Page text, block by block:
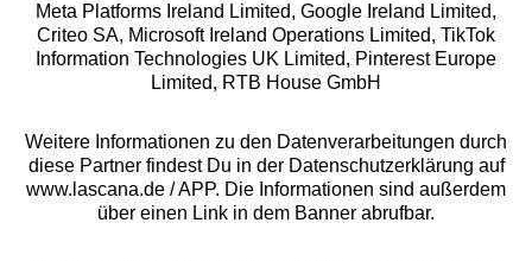
Alle Preise inkl. MwSt., zzgl.
Versandkosten
** Bonität vorausgesetzt, berechtigt zur Bonitätsprüfung
Meta Platforms Ireland Limited, Google Ireland Limited,
Criteo SA, Microsoft Ireland Operations Limited, TikTok
Information Technologies UK Limited, Pinterest Europe
Limited, RTB House GmbH
Weitere Informationen zu den Datenverarbeitungen durch
diese Partner findest Du in der Datenschutzerklärung auf
www.lascana.de / APP. Die Informationen sind außerdem
über einen Link in dem Banner abrufbar.